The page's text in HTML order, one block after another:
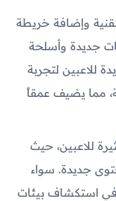
بتحسينات التقنية وإضافة خريطة
جديدة وأسلحة
للاعبين لتجربة
مما يضيف عمقاً
ومثيرة للاعبين، حيث
جديدة. سواء
استكشاف بيئات